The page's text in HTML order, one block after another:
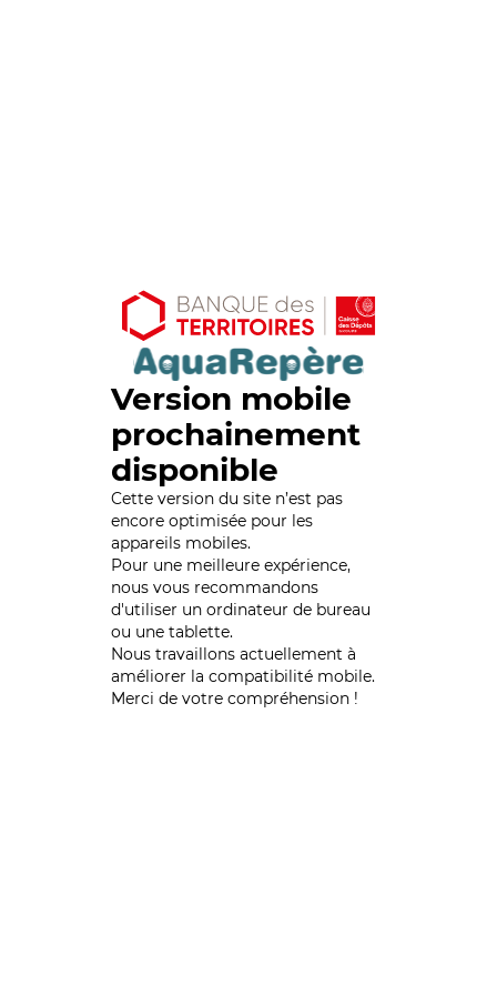
Version mobile
prochainement
disponible
Cette version du site n’est pas
encore optimisée pour les
appareils mobiles.
Pour une meilleure expérience,
nous vous recommandons
d'utiliser un ordinateur de bureau
ou une tablette.
Nous travaillons actuellement à
améliorer la compatibilité mobile.
Merci de votre compréhension !